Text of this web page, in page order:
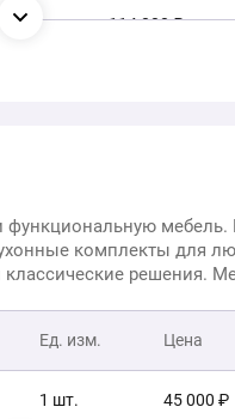
114 000 ₽
функциональную мебель.
комплекты для
решения.
Ед. изм. Цена
1 шт. 45 000 ₽